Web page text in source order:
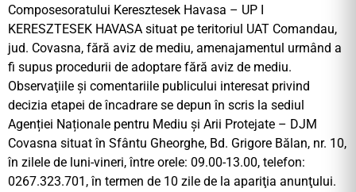
Composesoratului Keresztesek Havasa – UP I
KERESZTESEK HAVASA situat pe teritoriul UAT Comandau,
jud. Covasna, fără aviz de mediu, amenajamentul urmând a
fi supus procedurii de adoptare fără aviz de mediu.
Observaţiile şi comentariile publicului interesat privind
decizia etapei de încadrare se depun în scris la sediul
Agenției Naționale pentru Mediu și Arii Protejate – DJM
Covasna situat în Sfântu Gheorghe, Bd. Grigore Bălan, nr. 10,
în zilele de luni-vineri, între orele: 09.00-13.00, telefon:
0267.323.701, în termen de 10 zile de la apariţia anunţului.